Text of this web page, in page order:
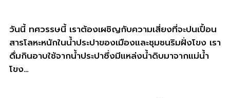
วันนี้ ทศวรรษนี้ เราต้องเผชิญกับความเสี่ยงที่จะปนเปื้อน
สารโลหะหนักในน้ำประปาของเมืองและชุมชนริมฝั่งโขง เรา
ดื่มกินอาบใช้จากน้ำประปาซึ่งมีแหล่งน้ำดิบมาจากแม่น้ำ
โขง…